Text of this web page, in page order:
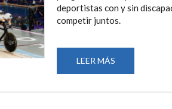
deportistas con y sin
competir juntos.
LEER MÁS
CAMPEONATO
ESPAÑA